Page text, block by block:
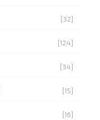
[32]
[124]
[34]
[15]
[16]